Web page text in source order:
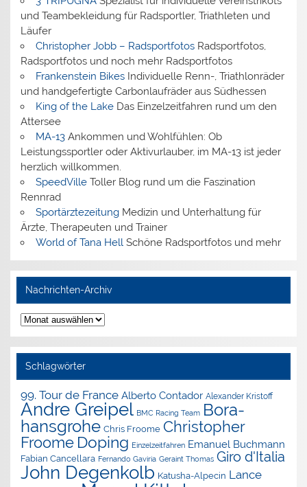
und Teambekleidung für Radsportler, Triathleten und
Läufer
Christopher Jobb – RadsportfotosRadsportfotos,
Radsportfotos und noch mehr Radsportfotos
Frankenstein BikesIndividuelle Renn-, Triathlonräder
und handgefertigte Carbonlaufräder aus Südhessen
King of the LakeDas Einzelzeitfahren rund um den
Attersee
MA-13Ankommen und Wohlfühlen: Ob
Leistungssportler oder Aktivurlauber, im MA-13 ist jeder
herzlich willkommen.
SpeedVilleToller Blog rund um die Faszination
Rennrad
SportärztezeitungMedizin und Unterhaltung für
Ärzte, Therapeuten und Trainer
World of Tana HellSchöne Radsportfotos und mehr
Nachrichten-Archiv
Nachrichten-
Archiv
Schlagwörter
99. Tour de France Alberto Contador Alexander Kristoff
Andre Greipel BMC Racing Team Bora-
hansgrohe Chris Froome Christopher
Froome Doping Einzelzeitfahren Emanuel Buchmann
Fabian Cancellara Fernando Gaviria Geraint Thomas Giro d'Italia
John Degenkolb Katusha-Alpecin Lance